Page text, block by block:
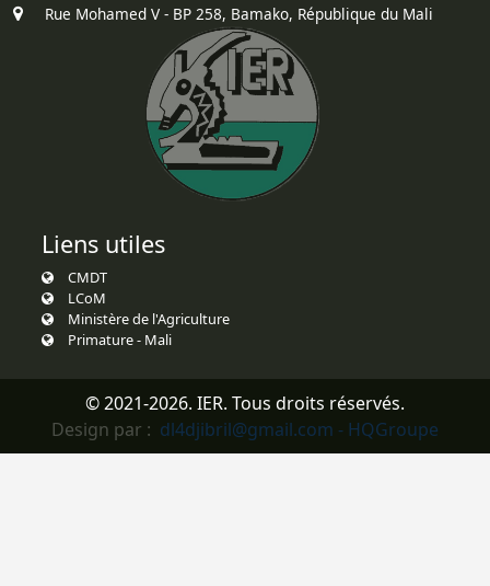
Rue Mohamed V - BP 258, Bamako, République du Mali
Liens utiles
CMDT
LCoM
Ministère de l'Agriculture
Primature - Mali
© 2021-2026. IER. Tous droits réservés.
Design par : dl4djibril@gmail.com - HQGroupe